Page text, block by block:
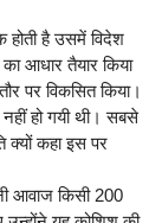
होती है उसमें विदेश
आधार तैयार किया
पर विकसित किया।
हो गयी थी। सबसे
क्यों कहा इस पर
आवाज किसी 200